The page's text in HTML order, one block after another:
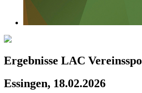
Ergebnisse LAC
Essingen, 18.02.2026